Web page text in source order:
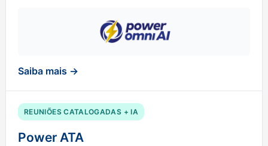
Saiba mais →
REUNIÕES CATALOGADAS + IA
Power ATA